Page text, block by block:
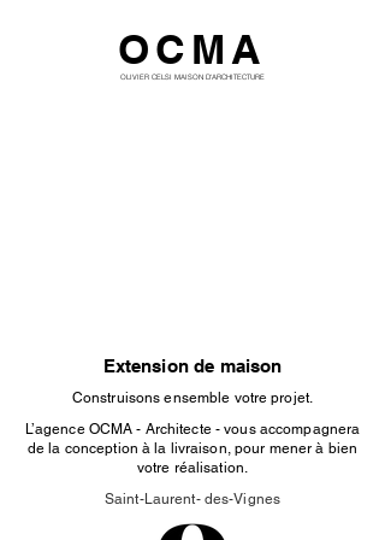
OCMA
OLIVIER CELSI MAISON D'ARCHITECTURE
Extension de maison
Construisons ensemble votre projet.
L’agence OCMA - Architecte - vous accompagnera
de la conception à la livraison, pour mener à bien
votre réalisation.
Saint-Laurent- des-Vignes